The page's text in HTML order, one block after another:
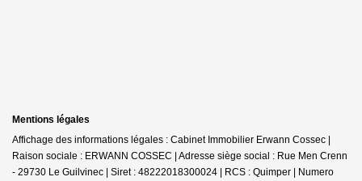
Mentions légales
Affichage des informations légales : Cabinet Immobilier Erwann Cossec |
Raison sociale : ERWANN COSSEC | Adresse siège social : Rue Men Crenn
- 29730 Le Guilvinec | Siret : 48222018300024 | RCS : Quimper | Numero